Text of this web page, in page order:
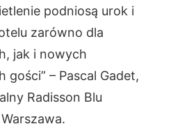
podniosą urok i
zarówno dla
jak i nowych
gości” – Pascal Gadet,
Radisson Blu